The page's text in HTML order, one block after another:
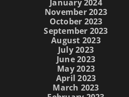
January 2024
November 2023
October 2023
September 2023
August 2023
July 2023
June 2023
May 2023
April 2023
March 2023